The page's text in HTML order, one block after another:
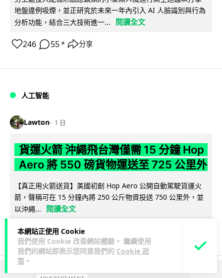
本網站正使用 Cookie
我們使用 Cookie 改善網站體驗。 繼續使用
我們的網站即表示您同意我們的 Cookie 政
策 。
地盤違例吸煙，並正研究於未來一年內引入 AI 人臉識別與行為
分析功能，結合三大技術進一...
閱讀全文
246 55 ↗ 分享
人工智能
Lawton 1 日
貨運火箭 沖繩飛台灣僅需 15 分鐘 Hop
Aero 將 550 磅貨物運送至 725 公里外
【真正用火箭送貨】美國初創 Hop Aero 公開自動駕駛貨運火
箭，聲稱可在 15 分鐘內將 250 公斤物資投送 750 公里外，並
以沖繩...
閱讀全文
52 6↗ 分享